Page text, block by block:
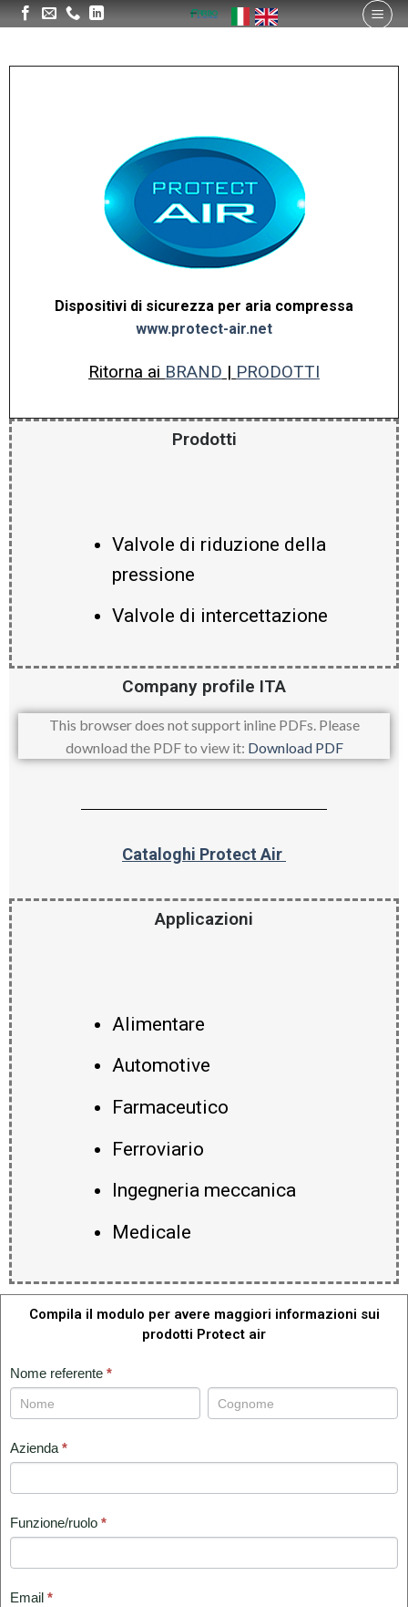
Dispositivi di sicurezza per aria compressa
www.protect-air.net
Ritorna ai BRAND | PRODOTTI
Prodotti
Valvole di riduzione della
pressione
Valvole di intercettazione
Company profile ITA
This browser does not support inline PDFs. Please
download the PDF to view it: Download PDF
Cataloghi Protect Air
Applicazioni
Alimentare
Automotive
Farmaceutico
Ferroviario
Ingegneria meccanica
Medicale
Compila il modulo per avere maggiori informazioni sui
prodotti Protect air
RICHIESTA
SUI
PRODOTTI
PROTECT
AIR
Nome referente *
Nome
referente
Nome
referente
Azienda *
Funzione/ruolo *
Email *